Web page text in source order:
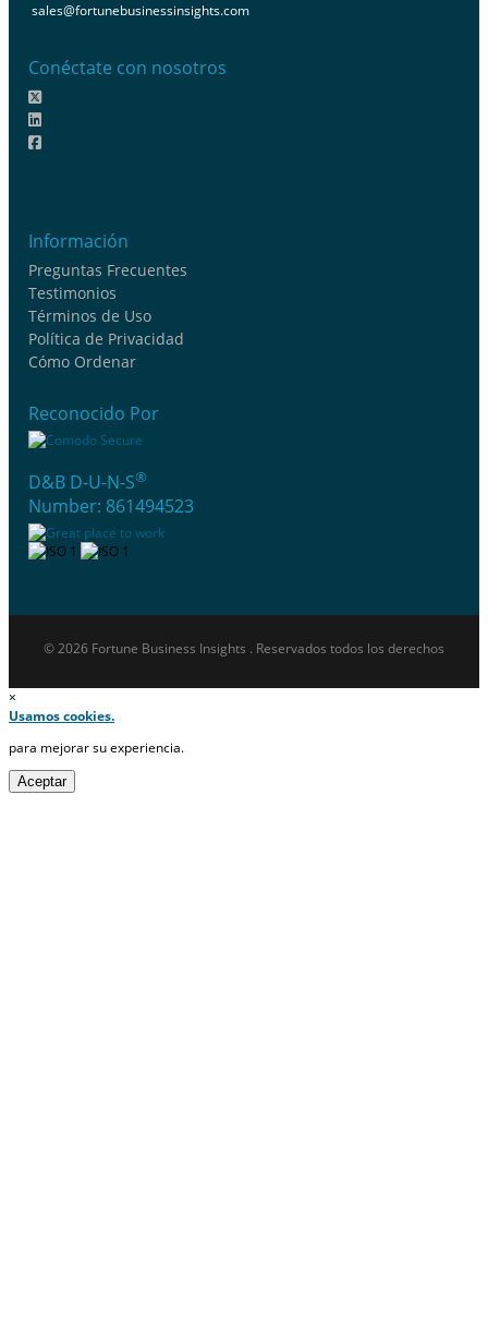
sales@fortunebusinessinsights.com
Conéctate con nosotros
Información
Preguntas Frecuentes
Testimonios
Términos de Uso
Política de Privacidad
Cómo Ordenar
Reconocido Por
D&B D-U-N-S®
Number: 861494523
© 2026 Fortune Business Insights . Reservados todos los derechos
×
Usamos cookies.
para mejorar su experiencia.
Aceptar